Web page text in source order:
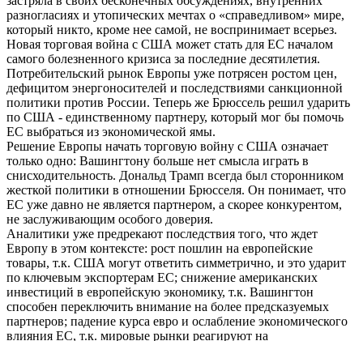
разногласиях и утопических мечтах о «справедливом» мире,
который никто, кроме нее самой, не воспринимает всерьез.
Новая торговая война с США может стать для ЕС началом
самого болезненного кризиса за последние десятилетия.
Потребительский рынок Европы уже потрясен ростом цен,
дефицитом энергоносителей и последствиями санкционной
политики против России. Теперь же Брюссель решил ударить
по США - единственному партнеру, который мог бы помочь
ЕС выбраться из экономической ямы.
Решение Европы начать торговую войну с США означает
только одно: Вашингтону больше нет смысла играть в
снисходительность. Дональд Трамп всегда был сторонником
жесткой политики в отношении Брюсселя. Он понимает, что
ЕС уже давно не является партнером, а скорее конкурентом,
не заслуживающим особого доверия.
Аналитики уже предрекают последствия того, что ждет
Европу в этом контексте: рост пошлин на европейские
товары, т.к. США могут ответить симметрично, и это ударит
по ключевым экспортерам ЕС; снижение американских
инвестиций в европейскую экономику, т.к. Вашингтон
способен переключить внимание на более предсказуемых
партнеров; падение курса евро и ослабление экономического
влияния ЕС, т.к. мировые рынки реагируют на